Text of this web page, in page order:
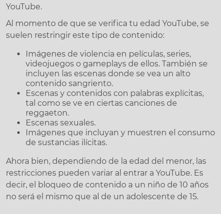
YouTube.
Al momento de que se verifica tu edad YouTube, se
suelen restringir este tipo de contenido:
Imágenes de violencia en películas, series,
videojuegos o gameplays de ellos. También se
incluyen las escenas donde se vea un alto
contenido sangriento.
Escenas y contenidos con palabras explícitas,
tal como se ve en ciertas canciones de
reggaeton.
Escenas sexuales.
Imágenes que incluyan y muestren el consumo
de sustancias ilícitas.
Ahora bien, dependiendo de la edad del menor, las
restricciones pueden variar al entrar a YouTube. Es
decir, el bloqueo de contenido a un niño de 10 años
no será el mismo que al de un adolescente de 15.